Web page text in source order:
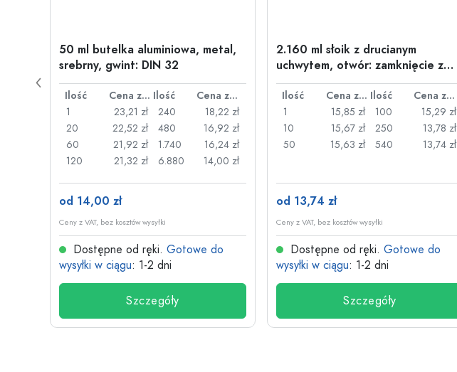
50 ml butelka aluminiowa, metal,
srebrny, gwint: DIN 32
Ilość Cena za sztukę Ilość
Cena za sztukę
1
23,21 zł
20
22,52 zł
60
21,92 zł
120
21,32 zł
240
18,22 zł
480
16,92 zł
1.740
16,24 zł
6.880
14,00 zł
od 14,00 zł
Ceny z VAT, bez kosztów wysyłki
Dostępne od ręki. Gotowe do
wysyłki w ciągu: 1-2 dni
Szczegóły
2.160 ml słoik z drucianym
uchwytem, otwór: zamknięcie z
drucianym uchwytem
Ilość Cena za sztukę Ilość
Cena za sztukę
1
15,85 zł
10
15,67 zł
50
15,63 zł
100
15,29 zł
250
13,78 zł
540
13,74 zł
od 13,74 zł
Ceny z VAT, bez kosztów wysyłki
Dostępne od ręki. Gotowe do
wysyłki w ciągu: 1-2 dni
Szczegóły